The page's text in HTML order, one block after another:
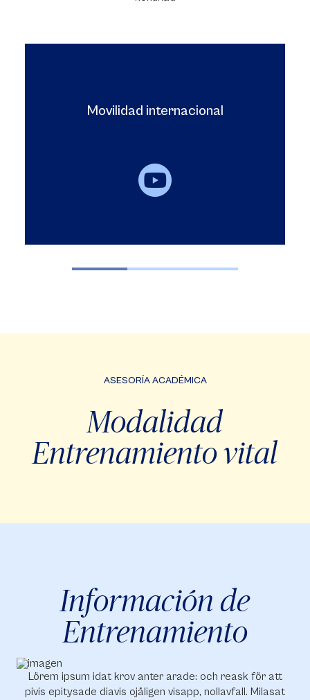
Movilidad internacional
ASESORÍA ACADÉMICA​
Modalidad
Entrenamiento vital
Información de
Entrenamiento
Lörem ipsum idat krov anter arade: och reask för att
pivis epitysade diavis ojåligen visapp, nollavfall. Milasat